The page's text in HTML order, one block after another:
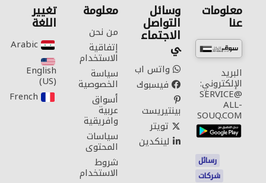
معلومات
عنا
البريد
الإلكتروني:
SERVICE@
ALL-
SOUQ.COM
رسائل
شركات
وسائل
التواصل
الاجتماع
ي
واتس اب
فيسبوك
بينتيريست
تويتر
لينكدين
معلومة
من نحن
إتفاقية
الاستخدام
سياسة
الخصوصية
أسواق
عربية
وافريقية
سياسات
المحتوى
شروط
الاستخدام
تغيير
اللغة
Arabic‎
English
(US)‎
French‎